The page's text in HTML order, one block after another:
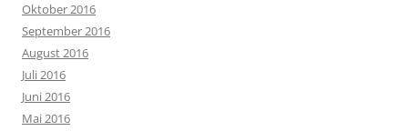
Oktober 2016
September 2016
August 2016
Juli 2016
Juni 2016
Mai 2016